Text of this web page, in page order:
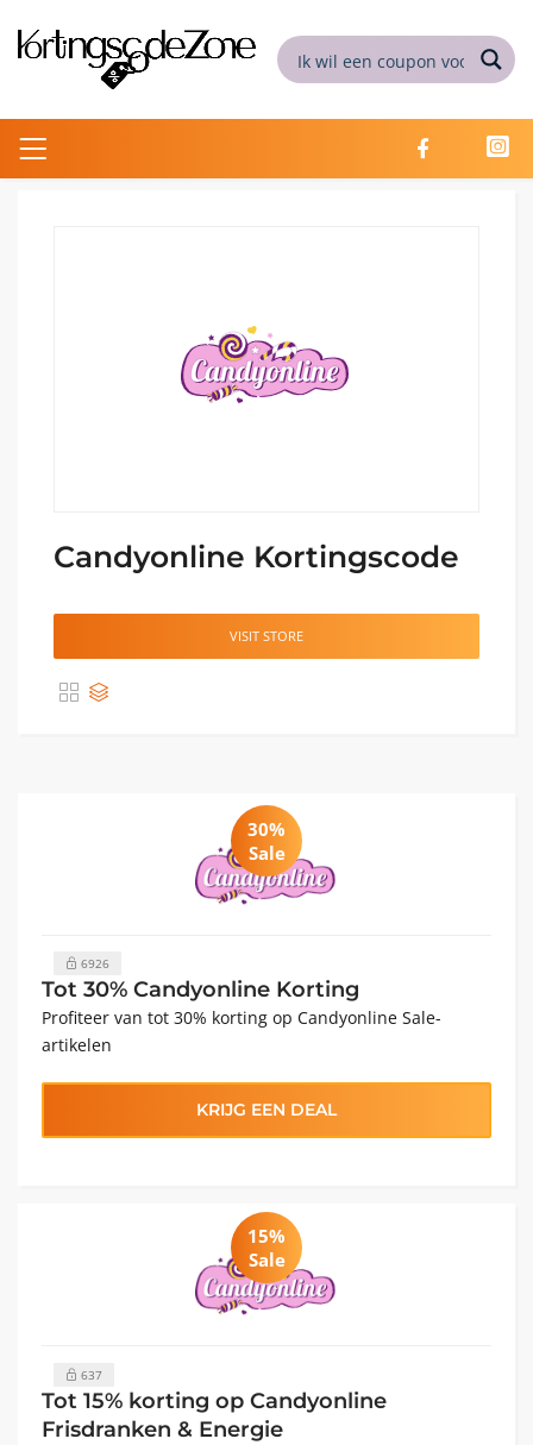
Candyonline Kortingscode
VISIT STORE
30%
Sale
6926
Tot 30% Candyonline Korting
Profiteer van tot 30% korting op Candyonline Sale-
artikelen
KRIJG EEN DEAL
15%
Sale
637
Tot 15% korting op Candyonline
Frisdranken & Energie